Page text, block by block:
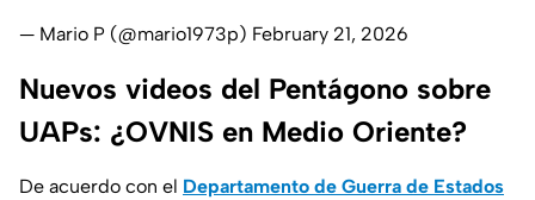
— Mario P (@mario1973p) February 21, 2026
Nuevos videos del Pentágono sobre
UAPs: ¿OVNIS en Medio Oriente?
De acuerdo con el Departamento de Guerra de Estados